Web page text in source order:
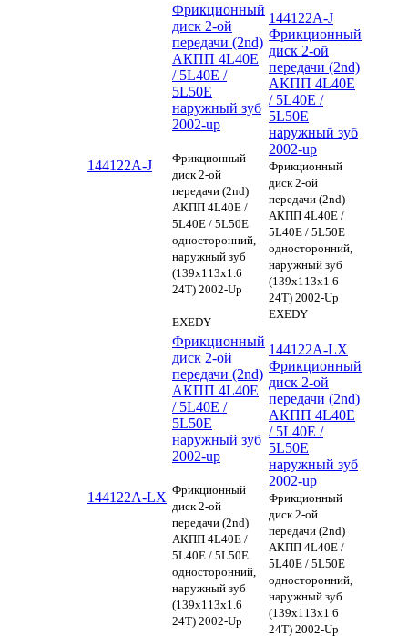
144122A-J
Фрикционный
диск 2-ой
передачи (2nd)
АКПП 4L40E
/ 5L40E /
5L50E
наружный зуб
2002-up
Фрикционный
диск 2-ой
передачи (2nd)
АКПП 4L40E /
5L40E / 5L50E
односторонний,
наружный зуб
(139х113х1.6
24Т) 2002-Up
EXEDY
144122A-J
Фрикционный
диск 2-ой
передачи (2nd)
АКПП 4L40E
/ 5L40E /
5L50E
наружный зуб
2002-up
Фрикционный
диск 2-ой
передачи (2nd)
АКПП 4L40E /
5L40E / 5L50E
односторонний,
наружный зуб
(139х113х1.6
24Т) 2002-Up
EXEDY
144122A-LX
Фрикционный
диск 2-ой
передачи (2nd)
АКПП 4L40E
/ 5L40E /
5L50E
наружный зуб
2002-up
Фрикционный
диск 2-ой
передачи (2nd)
АКПП 4L40E /
5L40E / 5L50E
односторонний,
наружный зуб
(139х113х1.6
24Т) 2002-Up
144122A-LX
Фрикционный
диск 2-ой
передачи (2nd)
АКПП 4L40E
/ 5L40E /
5L50E
наружный зуб
2002-up
Фрикционный
диск 2-ой
передачи (2nd)
АКПП 4L40E /
5L40E / 5L50E
односторонний,
наружный зуб
(139х113х1.6
24Т) 2002-Up